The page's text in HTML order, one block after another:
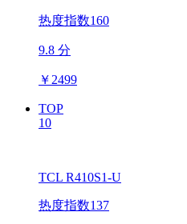
热度指数160
9.8 分
￥ 2499
TOP
10
TCL R410S1-U
热度指数137